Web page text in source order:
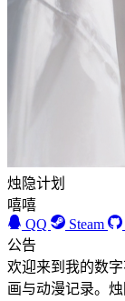
烛隐计划
嘻嘻
QQ
Steam
公告
欢迎来到我的数
画与动漫记录。